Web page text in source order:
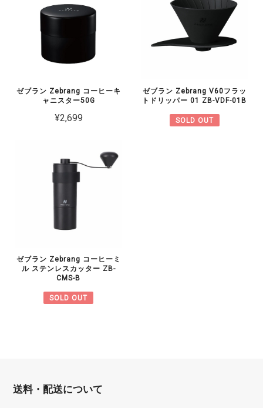
ゼブラン Zebrang コーヒーキ
ャニスター50G
¥2,699
ゼブラン Zebrang V60フラッ
トドリッパー 01 ZB-VDF-01B
SOLD OUT
ゼブラン Zebrang コーヒーミ
ル ステンレスカッター ZB-
CMS-B
SOLD OUT
送料・配送について